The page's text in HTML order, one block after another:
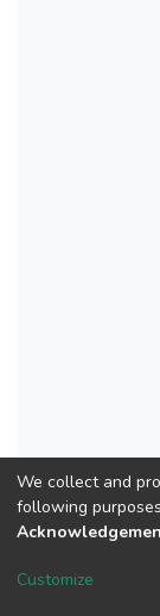
We collect and
following
Customize